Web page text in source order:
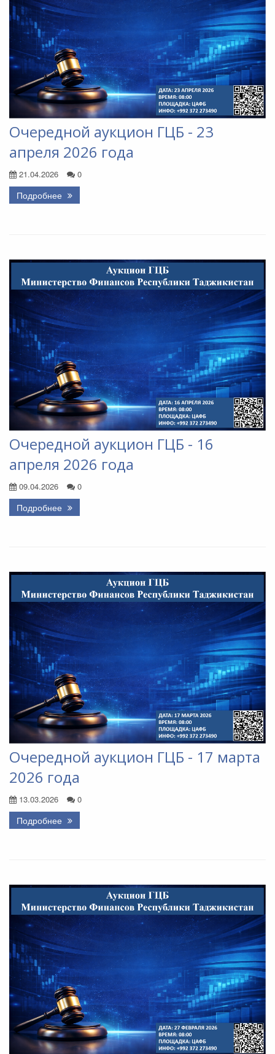
Очередной аукцион ГЦБ - 23
апреля 2026 года
21.04.2026 0
Подробнее
Очередной аукцион ГЦБ - 16
апреля 2026 года
09.04.2026 0
Подробнее
Очередной аукцион ГЦБ - 17 марта
2026 года
13.03.2026 0
Подробнее